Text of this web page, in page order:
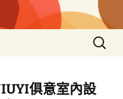
搜
尋
鍵
字:
俱意室內設